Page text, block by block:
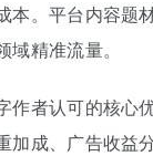
。平台内容题
精准流量。
者认可的核
成、广告收